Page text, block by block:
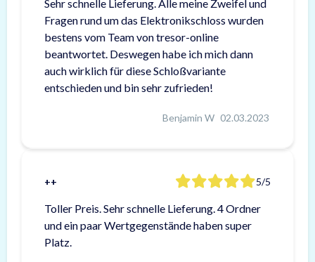
Sehr schnelle Lieferung. Alle meine Zweifel und
Fragen rund um das Elektronikschloss wurden
bestens vom Team von tresor-online
beantwortet. Deswegen habe ich mich dann
auch wirklich für diese Schloßvariante
entschieden und bin sehr zufrieden!
Benjamin W 02.03.2023
++ 5/5
Toller Preis. Sehr schnelle Lieferung. 4 Ordner
und ein paar Wertgegenstände haben super
Platz.